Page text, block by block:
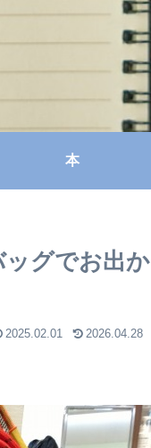
本
グでお出か
2025.02.01 2026.04.28